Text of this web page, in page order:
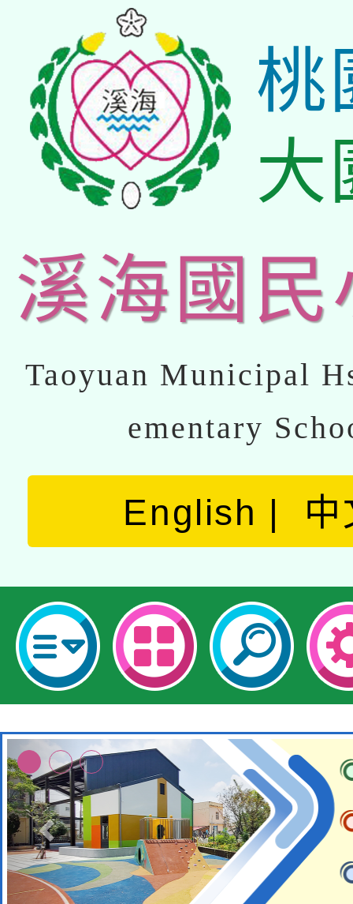
桃
大
溪海國民
Taoyuan Municipal
ementary
English 中
115年8月22日(星期六